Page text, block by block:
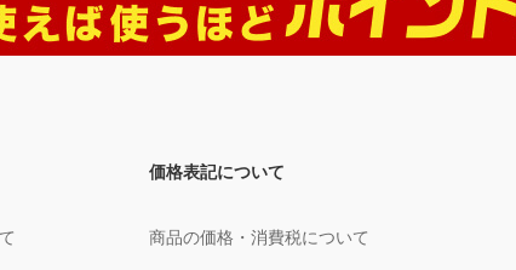
価格表記について
商品の価格・消費税について